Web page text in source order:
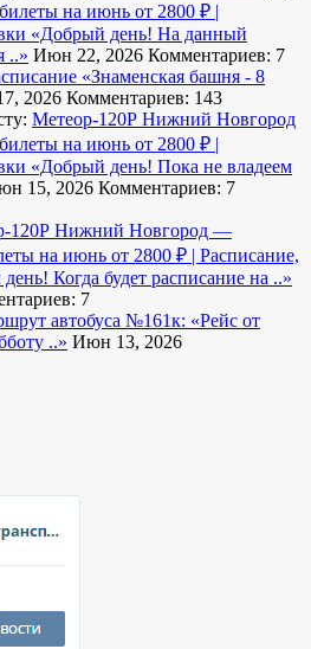
на июнь от 2800 ₽ |
«Добрый день! На данный
..» Июн 22, 2026 Комментариев: 7
«Знаменская башня - 8
2026 Комментариев: 143
Метеор-120Р Нижний Новгород
на июнь от 2800 ₽ |
«Добрый день! Пока не владеем
15, 2026 Комментариев: 7
120Р Нижний Новгород —
на июнь от 2800 ₽ | Расписание,
Когда будет расписание на ..»
7
автобуса №161к: «Рейс от
..» Июн 13, 2026